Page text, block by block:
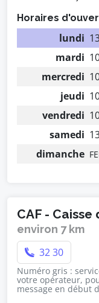
Horaires
lundi
mardi
mercredi
jeudi
vendredi
samedi
dimanche
CAF -
environ 7 km
32 30
Numéro gris :
votre opérateur,
message en début